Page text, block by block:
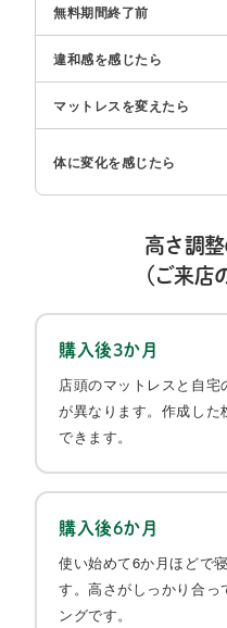
無料期間終了前​
違和感を感じたら​
マットレスを変えたら​
体に変化を感じたら​
高さ調
（ご来店
購入後3か月
店頭のマットレスと自
が異なります。作成し
できます。​
購入後6か月
使い始めて6か月ほどで
す。高さがしっかり合っ
ングです。​